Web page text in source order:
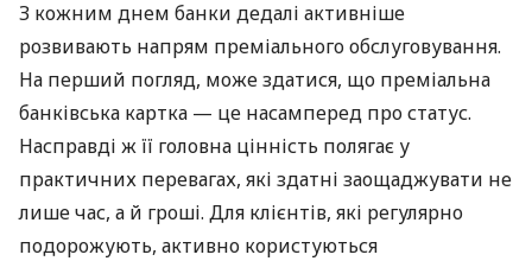
З кожним днем банки дедалі активніше
розвивають напрям преміального обслуговування.
На перший погляд, може здатися, що преміальна
банківська картка — це насамперед про статус.
Насправді ж її головна цінність полягає у
практичних перевагах, які здатні заощаджувати не
лише час, а й гроші. Для клієнтів, які регулярно
подорожують, активно користуються